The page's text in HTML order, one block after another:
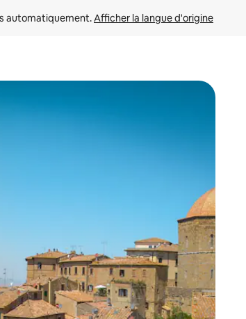
automatiquement. Afficher la langue d'origine
parcourir ou en appuyant et en faisant glisser.